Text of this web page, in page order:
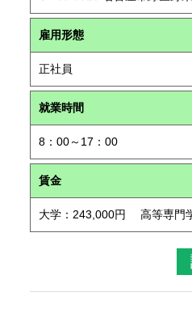
雇用形態
正社員
就業時間
8：00～17：00
賃金
大学：243,000円 高等専門